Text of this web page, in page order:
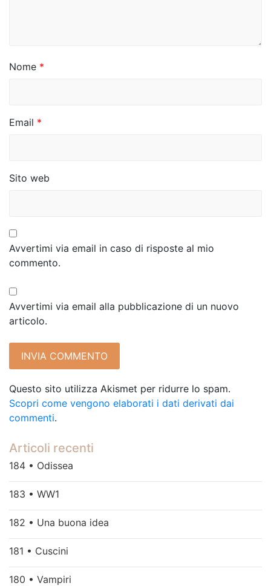
i
o
Nome *
Email *
Sito web
Avvertimi via email in caso di risposte al mio
commento.
Avvertimi via email alla pubblicazione di un nuovo
articolo.
Questo sito utilizza Akismet per ridurre lo spam.
Scopri come vengono elaborati i dati derivati dai
commenti.
Articoli recenti
184 • Odissea
183 • WW1
182 • Una buona idea
181 • Cuscini
180 • Vampiri